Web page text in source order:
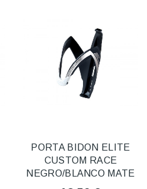
PORTA BIDON ELITE
CUSTOM RACE
NEGRO/BLANCO MATE